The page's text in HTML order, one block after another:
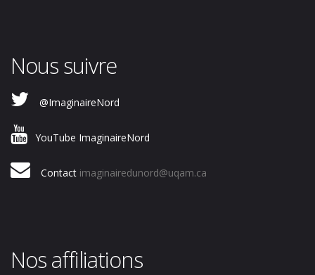
Nous suivre
@ImaginaireNord
YouTube ImaginaireNord
Contact imaginairedunord@uqam.ca
Nos affiliations